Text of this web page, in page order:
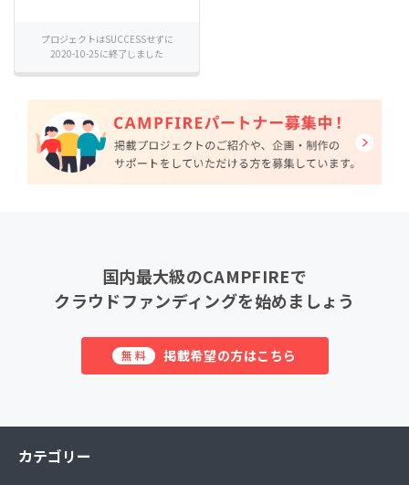
プロジェクトはSUCCESSせずに
2020-10-25に終了しました
国内最大級のCAMPFIREで
クラウドファンディングを始めましょう
無料 掲載希望の方はこちら
カテゴリー